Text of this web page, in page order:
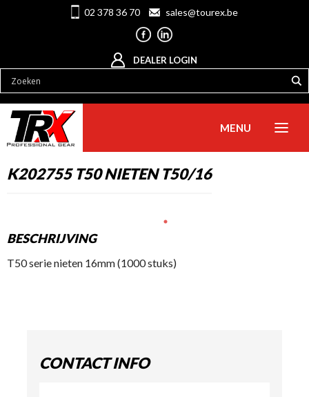
02 378 36 70 sales@tourex.be
DEALER LOGIN
MENU
K202755 T50 NIETEN T50/16
BESCHRIJVING
T50 serie nieten 16mm (1000 stuks)
CONTACT INFO